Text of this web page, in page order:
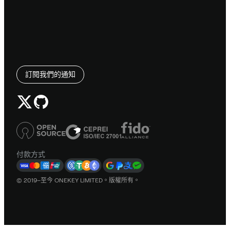
訂閱我們的通知
付款方式
© 2019–至今 ONEKEY LIMITED。版權所有。